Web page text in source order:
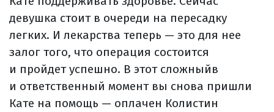
девушка стоит в очереди на пересадку
легких. И лекарства теперь — это для нее
залог того, что операция состоится
и пройдет успешно. В этот сложныйв
и ответственный момент вы снова пришли
Кате на помощь — оплачен Колистин